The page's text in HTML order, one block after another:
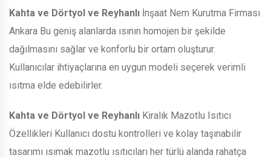
Kahta ve Dörtyol ve Reyhanlı İnşaat Nem Kurutma Firması
Ankara Bu geniş alanlarda ısının homojen bir şekilde
dağılmasını sağlar ve konforlu bir ortam oluşturur.
Kullanıcılar ihtiyaçlarına en uygun modeli seçerek verimli
ısıtma elde edebilirler.
Kahta ve Dörtyol ve Reyhanlı Kiralık Mazotlu Isıtıcı
Özellikleri Kullanıcı dostu kontrolleri ve kolay taşınabilir
tasarımı ısımak mazotlu ısıtıcıları her türlü alanda rahatça